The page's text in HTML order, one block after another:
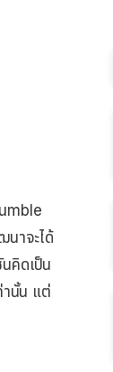
นาจะได้
คิดเป็น
านั้น แต่